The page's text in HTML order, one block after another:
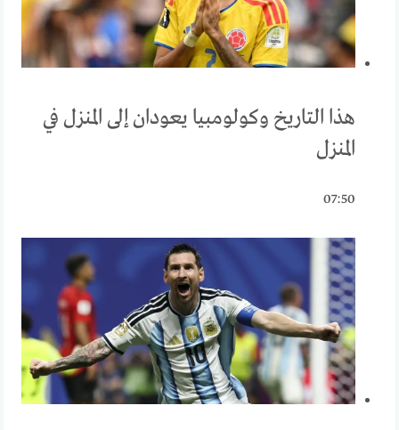
هذا التاريخ وكولومبيا يعودان إلى المنزل في
المنزل
07:50